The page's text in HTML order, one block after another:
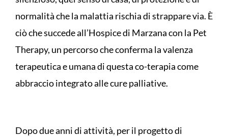
normalità che la malattia rischia di strappare via. È
ciò che succede all’Hospice di Marzana con la Pet
Therapy, un percorso che conferma la valenza
terapeutica e umana di questa co-terapia come
abbraccio integrato alle cure palliative.
Dopo due anni di attività, per il progetto di